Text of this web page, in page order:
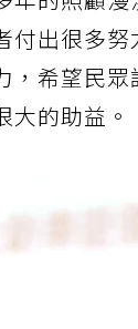
年的照顧
出很多
希望民
大的助益。